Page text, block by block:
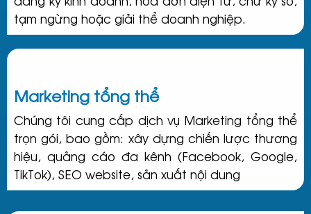
tạm ngừng hoặc giải thể doanh nghiệp.
Marketing tổng thể
Chúng tôi cung cấp dịch vụ Marketing tổng thể
trọn gói, bao gồm: xây dựng chiến lược thương
hiệu, quảng cáo đa kênh (Facebook, Google,
TikTok), SEO website, sản xuất nội dung